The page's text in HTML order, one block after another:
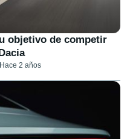
objetivo de competir
Hace 2 años